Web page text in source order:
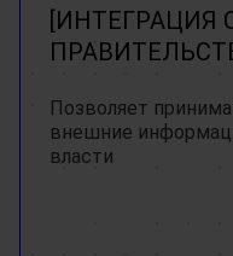
ИНТЕГРАЦИЯ
Позволяет
внешние
власти